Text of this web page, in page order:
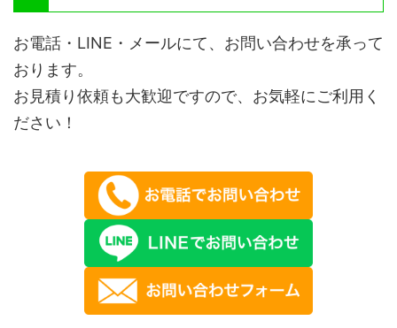
お電話・LINE・メールにて、お問い合わせを承って
おります。
お見積り依頼も大歓迎ですので、お気軽にご利用く
ださい！